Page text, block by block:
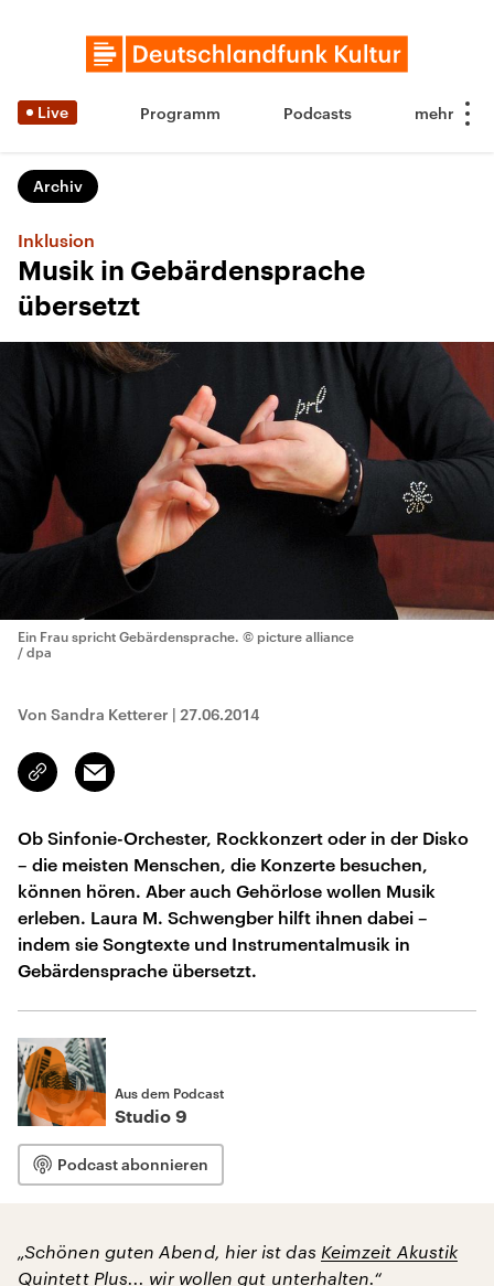
Live Programm Podcasts
Archiv
Inklusion
Musik in Gebärdensprache
übersetzt
Ein Frau spricht Gebärdensprache. © picture alliance
/ dpa
Von Sandra Ketterer | 27.06.2014
Link
kopieren/teilen
Email
Ob Sinfonie-Orchester, Rockkonzert oder in der Disko
– die meisten Menschen, die Konzerte besuchen,
können hören. Aber auch Gehörlose wollen Musik
erleben. Laura M. Schwengber hilft ihnen dabei –
indem sie Songtexte und Instrumentalmusik in
Gebärdensprache übersetzt.
Aus dem Podcast
Studio 9
Podcast abonnieren
„Schönen guten Abend, hier ist das Keimzeit Akustik
Quintett Plus... wir wollen gut unterhalten.“